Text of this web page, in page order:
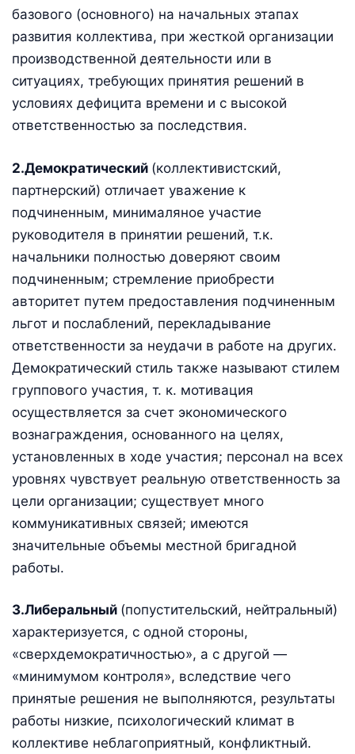
базового (основного) на начальных этапах
развития коллектива, при жесткой организации
производственной деятельности или в
ситуациях, требующих принятия решений в
условиях дефицита времени и с высокой
ответственностью за последствия.
2.Демократический (коллективистский,
партнерский) отличает уважение к
подчиненным, минималяное участие
руководителя в принятии решений, т.к.
начальники полностью доверяют своим
подчиненным; стремление приобрести
авторитет путем предоставления подчиненным
льгот и послаблений, переклады­вание
ответственности за неудачи в работе на других.
Демократический стиль также называют стилем
группового участия, т. к. мотивация
осуществляется за счет экономического
вознаграждения, основанного на целях,
установленных в ходе участия; персонал на всех
уровнях чувствует реальную ответственность за
цели организации; существует много
коммуникативных связей; имеются
значительные объемы местной бригадной
работы.
3.Либеральный (попустительский, нейтральный)
характеризуется, с одной стороны,
«сверхдемократичностью», а с другой —
«минимумом контроля», вследствие чего
принятые решения не выполняются, результаты
работы низкие, психологический климат в
коллективе неблагоприятный, конфликтный.